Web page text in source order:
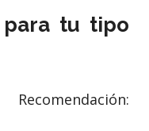
para tu tipo
Recomendación: